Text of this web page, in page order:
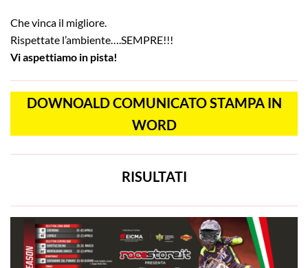
Che vinca il migliore.
Rispettate l’ambiente….SEMPRE!!!
Vi aspettiamo in pista!
DOWNOALD COMUNICATO STAMPA IN
WORD
RISULTATI